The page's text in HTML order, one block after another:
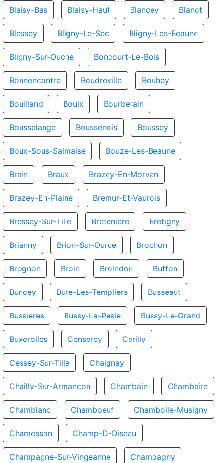
Blaisy-Bas Blaisy-Haut Blancey Blanot
Blessey Bligny-Le-Sec Bligny-Les-Beaune
Bligny-Sur-Ouche Boncourt-Le-Bois
Bonnencontre Boudreville Bouhey
Bouilland Bouix Bourberain
Bousselange Boussenois Boussey
Boux-Sous-Salmaise Bouze-Les-Beaune
Brain Braux Brazey-En-Morvan
Brazey-En-Plaine Bremur-Et-Vaurois
Bressey-Sur-Tille Breteniere Bretigny
Brianny Brion-Sur-Ource Brochon
Brognon Broin Broindon Buffon
Buncey Bure-Les-Templiers Busseaut
Bussieres Bussy-La-Pesle Bussy-Le-Grand
Buxerolles Censerey Cerilly
Cessey-Sur-Tille Chaignay
Chailly-Sur-Armancon Chambain Chambeire
Chamblanc Chamboeuf Chambolle-Musigny
Chamesson Champ-D-Oiseau
Champagne-Sur-Vingeanne Champagny